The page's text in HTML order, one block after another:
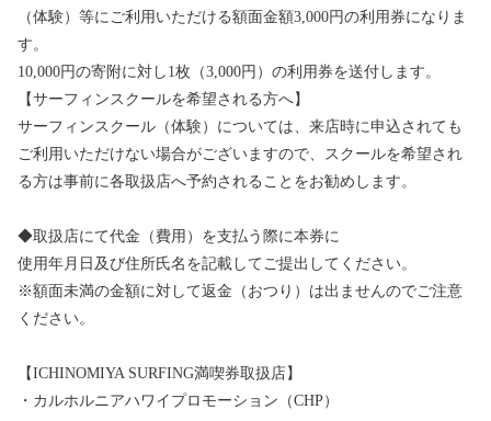
（体験）等にご利用いただける額面金額3,000円の利用券になりま
す。
10,000円の寄附に対し1枚（3,000円）の利用券を送付します。
【サーフィンスクールを希望される方へ】
サーフィンスクール（体験）については、来店時に申込されても
ご利用いただけない場合がございますので、スクールを希望され
る方は事前に各取扱店へ予約されることをお勧めします。
◆取扱店にて代金（費用）を支払う際に本券に
使用年月日及び住所氏名を記載してご提出してください。
※額面未満の金額に対して返金（おつり）は出ませんのでご注意
ください。
【ICHINOMIYA SURFING満喫券取扱店】
・カルホルニアハワイプロモーション（CHP）